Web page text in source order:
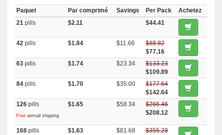
Paquet Par comprimé Savings Per Pack
Achetez
21 pills $2.11 $44.41
42 pills $1.84 $11.66
$88.82
$77.16
63 pills $1.74 $23.34
$133.23
$109.89
84 pills $1.70 $35.00
$177.64
$142.64
126 pills
Free airmail shipping
$1.65 $58.34
$266.46
$208.12
168 pills $1.63 $81.68
$355.28